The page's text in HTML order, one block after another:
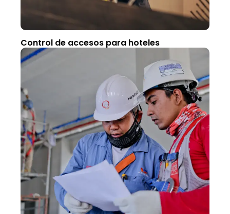
Control de accesos para hoteles